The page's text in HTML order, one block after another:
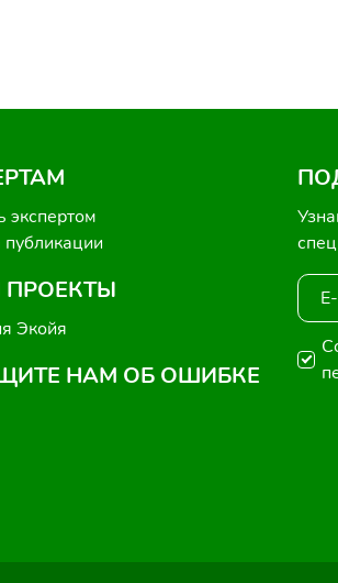
экспертом
Экойя
НАМ ОБ ОШИБКЕ